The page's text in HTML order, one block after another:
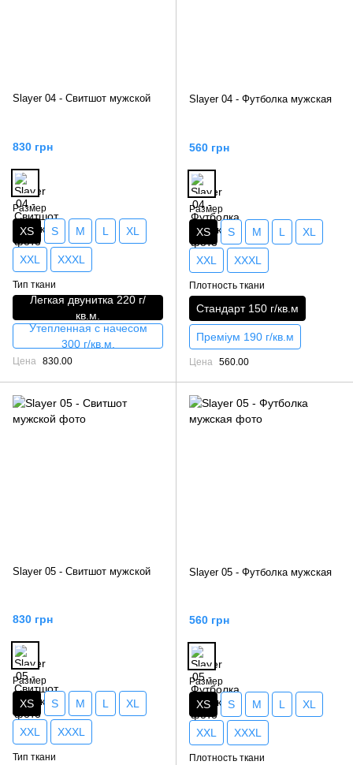
Slayer 04 - Свитшот мужской
830 грн
Размер
XS S M L XL
XXL XXXL
Тип ткани
Легкая двунитка 220 г/
кв.м.
Утепленная с начесом
300 г/кв.м.
Цена 830.00
Slayer 04 - Футболка мужская
560 грн
Размер
XS S M L XL
XXL XXXL
Плотность ткани
Стандарт 150 г/кв.м
Преміум 190 г/кв.м
Цена 560.00
Slayer 05 - Свитшот мужской
830 грн
Размер
XS S M L XL
XXL XXXL
Тип ткани
Slayer 05 - Футболка мужская
560 грн
Размер
XS S M L XL
XXL XXXL
Плотность ткани